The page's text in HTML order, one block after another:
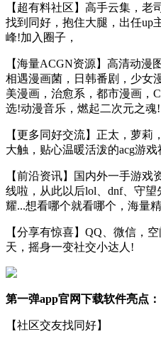
【超有料社区】高手云集，
找到同好，抱住大腿，出任up
峰!加入圈子，
【海量ACGN资源】高清动漫
相遇漫画菌，日韩番剧，少女
美漫画，治愈系，都市漫画，
选!动漫音乐，燃起二次元之魂!
【更多同好交流】正太，萝莉
大触，贴心温暖活泼的acg游
【前沿资讯】国内外一手游戏
线啦，从此以后lol、dnf、守望
耀...想看哪个就看哪个，海量
【分享有惊喜】QQ、微信，
天，摇身一变社交小达人!
第一弹app官网下载软件亮点：
【社区交友找同好】